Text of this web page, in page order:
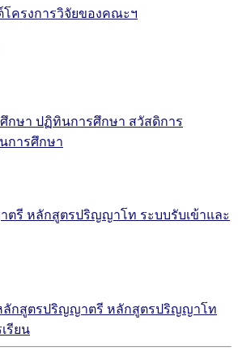
โครงการวิจัยของคณะฯ
กษา ปฏิทินการศึกษา สวัสดิการ
การศึกษา
ตรี หลักสูตรปริญญาโท ระบบรับเข้าและ
ลักสูตรปริญญาตรี หลักสูตรปริญญาโท
รียน